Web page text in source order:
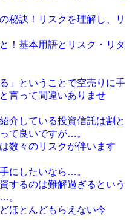
秘訣！リスクを理解し、リ
！基本用語とリスク・リタ
」ということで空売りに手
言って間違いありませ
介している投資信託は割と
て良いですが…。
数々のリスクが伴います
にしたいなら…。
するのは難解過ぎるという
。
ほとんどもらえない今